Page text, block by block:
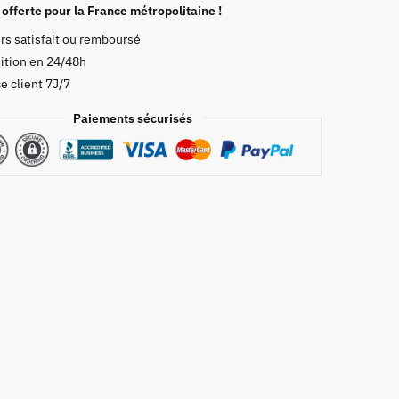
pour la France métropolitaine !
satisfait ou remboursé
en 24/48h
client 7J/7
Paiements sécurisés